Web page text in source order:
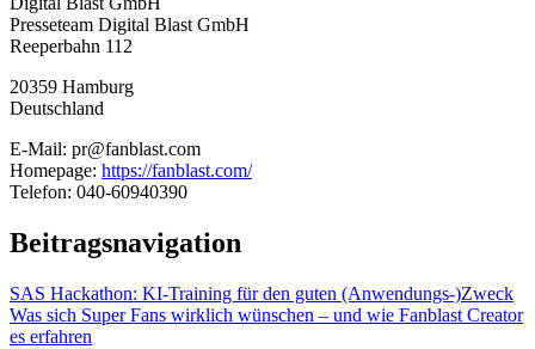
Presseteam Digital Blast GmbH
Reeperbahn 112
20359 Hamburg
Deutschland
E-Mail: pr@fanblast.com
Homepage: https://fanblast.com/
Telefon: 040-60940390
Beitragsnavigation
SAS Hackathon: KI-Training für den guten (Anwendungs-)Zweck
Was sich Super Fans wirklich wünschen – und wie Fanblast Creator
es erfahren